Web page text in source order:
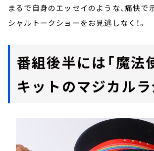
まるで自身のエッセイのような、痛快で
シャルトークショーをお見逃しなく！。
番組後半には「魔法
キットのマジカルラ